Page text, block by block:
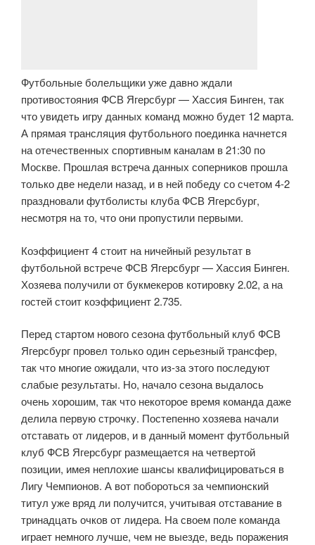
Футбольные болельщики уже давно ждали
противостояния ФСВ Ягерсбург — Хассия Бинген, так
что увидеть игру данных команд можно будет 12 марта.
А прямая трансляция футбольного поединка начнется
на отечественных спортивным каналам в 21:30 по
Москве. Прошлая встреча данных соперников прошла
только две недели назад, и в ней победу со счетом 4-2
праздновали футболисты клуба ФСВ Ягерсбург,
несмотря на то, что они пропустили первыми.
Коэффициент 4 стоит на ничейный результат в
футбольной встрече ФСВ Ягерсбург — Хассия Бинген.
Хозяева получили от букмекеров котировку 2.02, а на
гостей стоит коэффициент 2.735.
Перед стартом нового сезона футбольный клуб ФСВ
Ягерсбург провел только один серьезный трансфер,
так что многие ожидали, что из-за этого последуют
слабые результаты. Но, начало сезона выдалось
очень хорошим, так что некоторое время команда даже
делила первую строчку. Постепенно хозяева начали
отставать от лидеров, и в данный момент футбольный
клуб ФСВ Ягерсбург размещается на четвертой
позиции, имея неплохие шансы квалифицироваться в
Лигу Чемпионов. А вот побороться за чемпионский
титул уже вряд ли получится, учитывая отставание в
тринадцать очков от лидера. На своем поле команда
играет немного лучше, чем не выезде, ведь поражения